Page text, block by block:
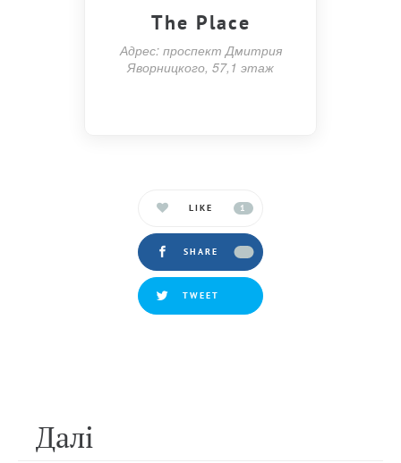
The Place
Адрес: проспект Дмитрия
Яворницкого, 57,1 этаж
LIKE 1
SHARE
TWEET
Далi